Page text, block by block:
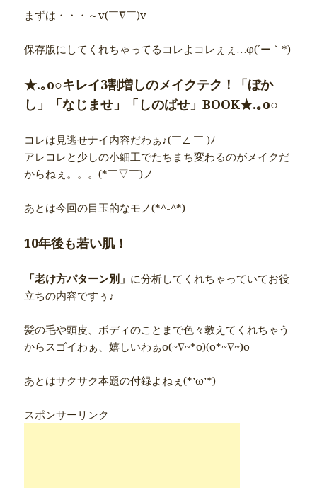
まずは・・・～v(￣∇￣)v
保存版にしてくれちゃってるコレよコレぇぇ…φ(´ー｀*)
★.｡o○キレイ3割増しのメイクテク！
「ぼか
し」「なじませ」「しのばせ」BOOK★.｡o○
コレは見逃せナイ内容だわぁ♪(￣∠ ￣ )ﾉ
アレコレと少しの小細工でたちまち変わるのがメイクだ
からねぇ。。。(*￣▽￣)ノ
あとは今回の目玉的なモノ(*^-^*)
10年後も若い肌！
「老け方パターン別」 に分析してくれちゃっていてお役
立ちの内容ですぅ♪
髪の毛や頭皮、ボディのことまで色々教えてくれちゃう
からスゴイわぁ、嬉しいわぁo(~∇~*o)(o*~∇~)o
あとはサクサク本題の付録よねぇ(*’ω’*)
スポンサーリンク